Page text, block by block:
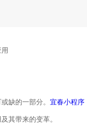
缺的一部分。 宜春小程序
其带来的变革。